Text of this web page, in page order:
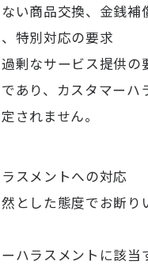
い商品交換、金銭補
特別対応の要求
剰なサービス提供の
あり、カスタマーハ
されません。
スメントへの対応
とした態度でお断り
ハラスメントに該当